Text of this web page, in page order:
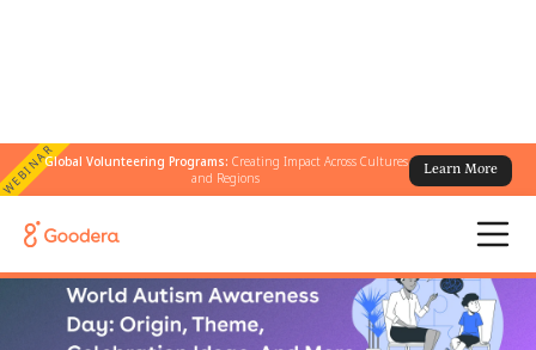
WEBINARGlobal Volunteering Programs: Creating Impact Across Cultures
and Regions
Learn More
← Alle Blogs
Feierlichkeiten und mehr